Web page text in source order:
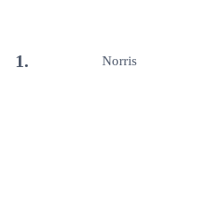
1. Norris